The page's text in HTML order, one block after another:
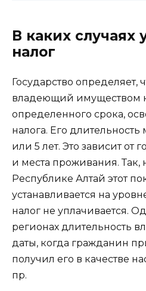
В каких случаях
налог
Государство определяет,
владеющий имуществом
определенного срока,
налога. Его длительность
или 5 лет. Это зависит от
и места проживания. Так,
Республике Алтай этот
устанавливается на
налог не уплачивается.
регионах длительность
даты, когда гражданин
получил его в качестве
пр.